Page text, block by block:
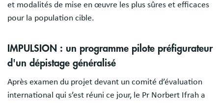
et modalités de mise en œuvre les plus sûres et efficaces
pour la population cible.
IMPULSION : un programme pilote préfigurateur
d'un dépistage généralisé
Après examen du projet devant un comité d’évaluation
international qui s’est réuni ce jour, le Pr Norbert Ifrah a